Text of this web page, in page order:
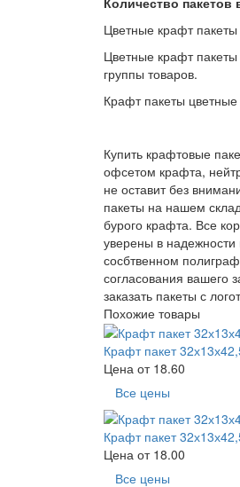
Цветные крафт
Цветные крафт
группы товаров.
Крафт пакеты
Купить крафтовые
офсетом крафта,
не оставит без
пакеты на нашем
бурого крафта. Все
уверены в
сосбтвенном
согласования вашего
заказать пакеты с
Похожие товары
Крафт пакет
Цена от 18.60
Все цены
Крафт пакет
Цена от 18.00
Все цены